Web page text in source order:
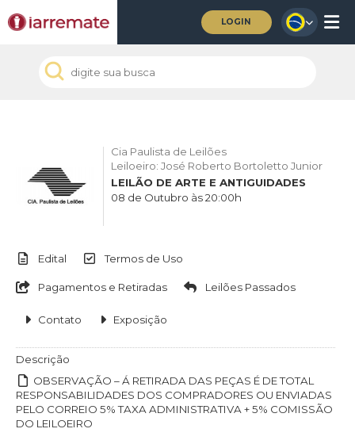
LOGIN
Cia Paulista de Leilões
Leiloeiro: José Roberto Bortoletto Junior
LEILÃO DE ARTE E ANTIGUIDADES
08 de Outubro às 20:00h
Edital Termos de Uso
Pagamentos e Retiradas Leilões Passados
Contato Exposição
Descrição
OBSERVAÇÃO – Á RETIRADA DAS PEÇAS É DE TOTAL
RESPONSABILIDADES DOS COMPRADORES OU ENVIADAS
PELO CORREIO 5% TAXA ADMINISTRATIVA + 5% COMISSÃO
DO LEILOEIRO